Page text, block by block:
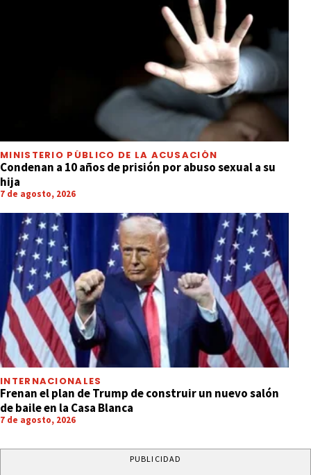
MINISTERIO PÚBLICO DE LA ACUSACIÓN
Condenan a 10 años de prisión por abuso sexual a su
hija
7 de agosto, 2026
INTERNACIONALES
Frenan el plan de Trump de construir un nuevo salón
de baile en la Casa Blanca
7 de agosto, 2026
PUBLICIDAD